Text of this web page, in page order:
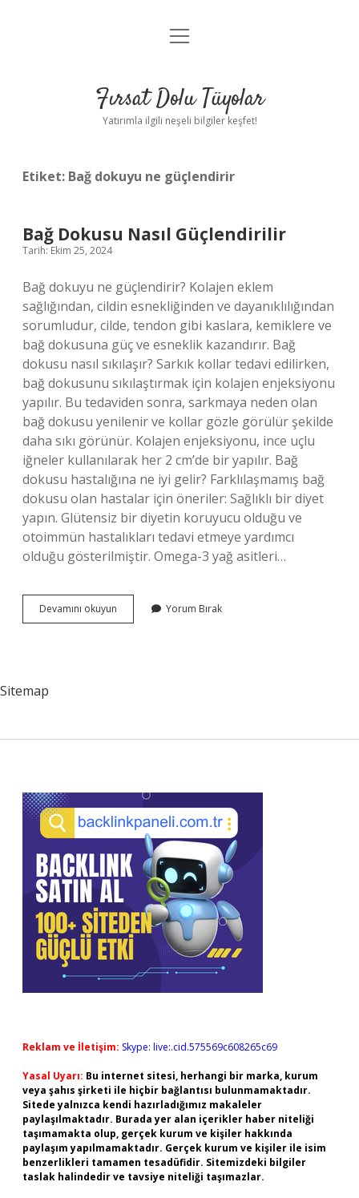
Gizlilik Politikası
Yasal Uyarı
menüyü
Fırsat Dolu Tüyolar
Yatırımla ilgili neşeli bilgiler keşfet!
Etiket: Bağ dokuyu ne güçlendirir
Bağ Dokusu Nasıl Güçlendirilir
Tarih: Ekim 25, 2024
Bağ dokuyu ne güçlendirir? Kolajen eklem
sağlığından, cildin esnekliğinden ve dayanıklılığından
sorumludur, cilde, tendon gibi kaslara, kemiklere ve
bağ dokusuna güç ve esneklik kazandırır. Bağ
dokusu nasıl sıkılaşır? Sarkık kollar tedavi edilirken,
bağ dokusunu sıkılaştırmak için kolajen enjeksiyonu
yapılır. Bu tedaviden sonra, sarkmaya neden olan
bağ dokusu yenilenir ve kollar gözle görülür şekilde
daha sıkı görünür. Kolajen enjeksiyonu, ince uçlu
iğneler kullanılarak her 2 cm’de bir yapılır. Bağ
dokusu hastalığına ne iyi gelir? Farklılaşmamış bağ
dokusu olan hastalar için öneriler: Sağlıklı bir diyet
yapın. Glütensiz bir diyetin koruyucu olduğu ve
otoimmün hastalıkları tedavi etmeye yardımcı
olduğu gösterilmiştir. Omega-3 yağ asitleri…
Devamını okuyun
Dokusu
Yorum Bırak
Sitemap
Sidebar
Reklam ve İletişim: Skype: live:.cid.575569c608265c69
Yasal Uyarı: Bu internet sitesi, herhangi bir marka, kurum
veya şahıs şirketi ile hiçbir bağlantısı bulunmamaktadır.
Sitede yalnızca kendi hazırladığımız makaleler
paylaşılmaktadır. Burada yer alan içerikler haber niteliği
taşımamakta olup, gerçek kurum ve kişiler hakkında
paylaşım yapılmamaktadır. Gerçek kurum ve kişiler ile isim
benzerlikleri tamamen tesadüfidir. Sitemizdeki bilgiler
taslak halindedir ve tavsiye niteliği taşımazlar.